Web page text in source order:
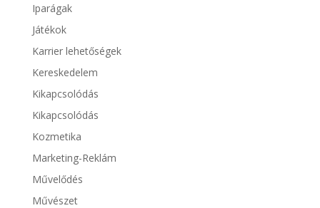
Iparágak
Játékok
Karrier lehetőségek
Kereskedelem
Kikapcsolódás
Kikapcsolódás
Kozmetika
Marketing-Reklám
Művelődés
Művészet